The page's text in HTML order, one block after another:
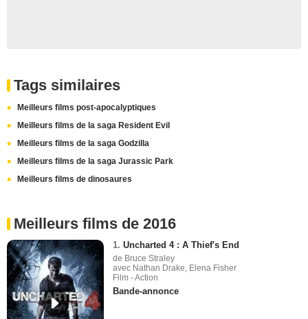
Tags similaires
Meilleurs films post-apocalyptiques
Meilleurs films de la saga Resident Evil
Meilleurs films de la saga Godzilla
Meilleurs films de la saga Jurassic Park
Meilleurs films de dinosaures
Meilleurs films de 2016
1. Uncharted 4 : A Thief's End
de Bruce Straley
avec Nathan Drake, Elena Fisher
Film - Action
Bande-annonce